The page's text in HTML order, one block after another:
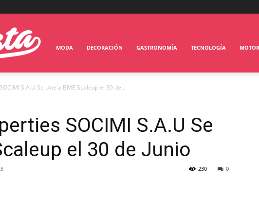
MODA DECORACIÓN GASTRONOMÍA TECNOLOGÍA MOTOR
S.A.U Se Une a BME Scaleup el 30 de...
SOCIMI S.A.U Se
el 30 de Junio
0
230